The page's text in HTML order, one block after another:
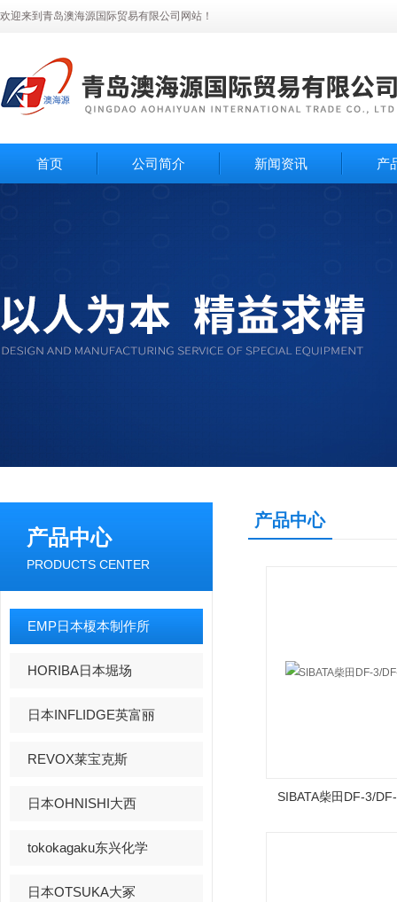
欢迎来到青岛澳海源国际贸易有限公司网站！
首页 公司简介 新闻资讯 产
产品中心
PRODUCTS CENTER
EMP日本榎本制作所
HORIBA日本堀场
日本INFLIDGE英富丽
REVOX莱宝克斯
日本OHNISHI大西
tokokagaku东兴化学
日本OTSUKA大冢
产品中心
SIBATA柴田DF-3/